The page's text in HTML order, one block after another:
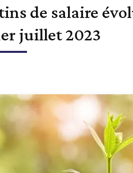
de salaire
juillet 2023